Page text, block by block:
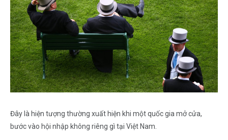
Đây là hiện tượng thường xuất hiện khi một quốc gia mở cửa,
bước vào hội nhập không riêng gì tại Việt Nam.